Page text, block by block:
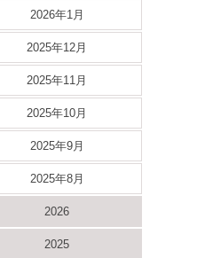
2026年1月
2025年12月
2025年11月
2025年10月
2025年9月
2025年8月
2026
2025